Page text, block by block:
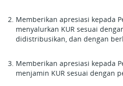
Memberikan apresiasi kepada
menyalurkan KUR sesuai
didistribusikan, dan dengan
Memberikan apresiasi kepada
menjamin KUR sesuai dengan